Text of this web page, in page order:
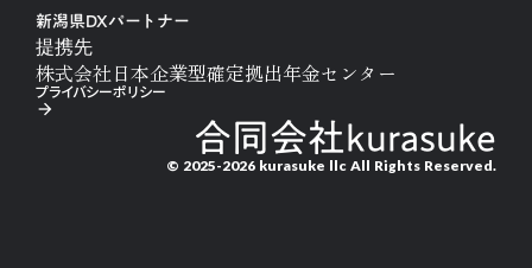
新潟県DXパートナー
提携先
株式会社日本企業型確定拠出年金センター
合同会社kurasuke
© 2025-2026 kurasuke llc All Rights Reserved.
プライバシーポリシー
arrow_forward